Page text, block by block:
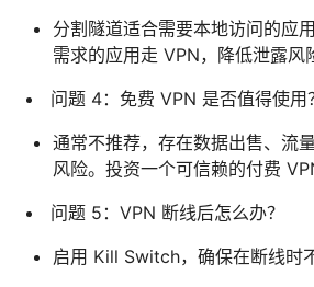
分割隧道适合需要本地访问的应
需求的应用走 VPN，降低泄露风
问题 4：免费 VPN 是否值得使用
通常不推荐，存在数据出售、流
风险。投资一个可信赖的付费
问题 5：VPN 断线后怎么办？
启用 Kill Switch，确保在断线时